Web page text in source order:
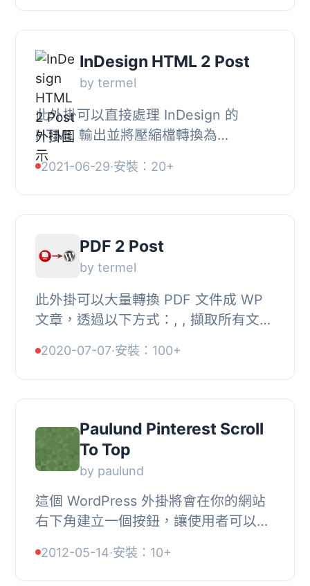
以下載您的 ...
InDesign HTML 2 Post
by termel
此外掛可以直接處理 InDesign 的
HTML 輸出並將壓縮檔轉換為
WordPress 文章，實現以下功能：, ,
提取所有文本數據，同時保持標題的階
層性：如 h1、h2 等, 在...
2021-06-29·安裝：20+
PDF 2 Post
by termel
此外掛可以大量轉換 PDF 文件成 WP
文章，透過以下方式：, , 擷取所有文字
PDF 中的所有圖片並附加至文章內。,
自動新增特...
2020-07-07·安裝：100+
Paulund Pinterest Scroll
To Top
by paulund
這個 WordPress 外掛將會在你的網站
右下角建立一個按鈕，讓使用者可以捲
示在右下角，並且類似 Pinterest 上的
回到頂端按...
2012-05-14·安裝：10+